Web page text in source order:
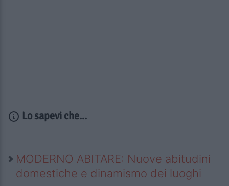
Lo sapevi che...
MODERNO ABITARE: Nuove abitudini
domestiche e dinamismo dei luoghi